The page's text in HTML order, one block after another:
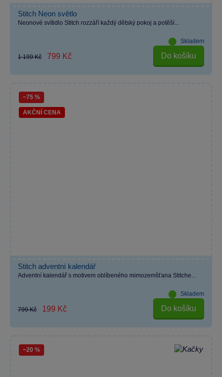
Stitch Neon světlo
Neonové svítidlo Stitch rozzáří každý dětský pokoj a potěší...
Skladem
1 199 Kč 799 Kč Do košíku
−75 %
AKČNÍ CENA
Stitch adventní kalendář
Adventní kalendář s motivem oblíbeného mimozemšťana Stitche...
Skladem
799 Kč 199 Kč Do košíku
−20 %